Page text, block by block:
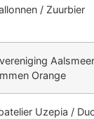
/ Zuurbier
Aalsmeer
Orange
Uzepia /